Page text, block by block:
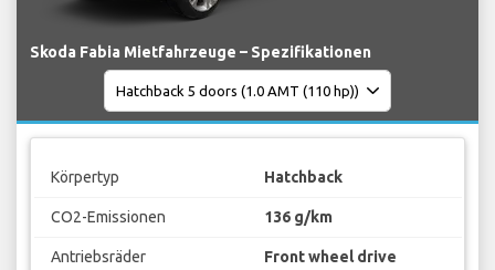
Skoda Fabia Mietfahrzeuge – Spezifikationen
Körpertyp Hatchback
CO2-Emissionen 136 g/km
Antriebsräder Front wheel drive